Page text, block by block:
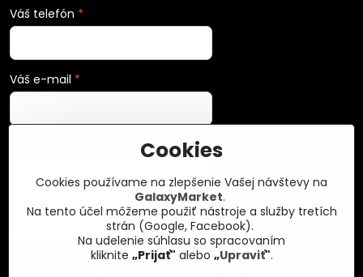
Váš telefón *
Váš e-mail *
Cookies
Cookies používame na zlepšenie Vašej návštevy na
GalaxyMarket.
Na tento účel môžeme použiť nástroje a služby tretích
strán (Google, Facebook).
Na udelenie súhlasu so spracovaním
kliknite „Prijať" alebo „Upraviť".